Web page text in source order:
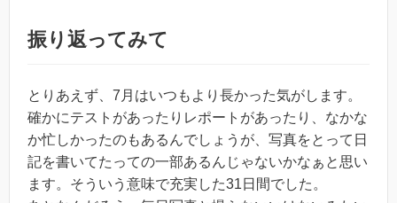
振り返ってみて
とりあえず、7月はいつもより長かった気がします。
確かにテストがあったりレポートがあったり、なかな
か忙しかったのもあるんでしょうが、写真をとって日
記を書いてたっての一部あるんじゃないかなぁと思い
ます。そういう意味で充実した31日間でした。